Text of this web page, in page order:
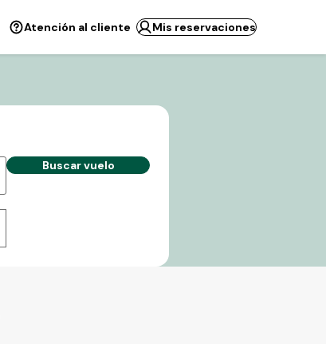
Atención al cliente Mis reservaciones
Buscar vuelo